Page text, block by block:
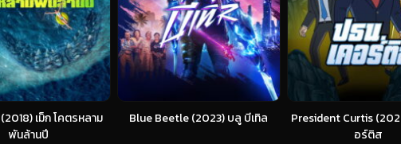
เม็ก โคตรหลาม
พันล้านปี
Blue Beetle (2023) บลู บีเทิล
President Curtis
อร์ติส